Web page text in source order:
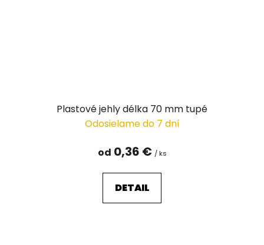
Plastové jehly délka 70 mm tupé
Odosielame do 7 dní
od 0,36 € / ks
DETAIL